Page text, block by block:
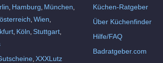
Hamburg München
Wien
Köln Stuttgart
XXXLutz
Küchen-Ratgeber
Über Küchenfinder
Hilfe/FAQ
Badratgeber.com